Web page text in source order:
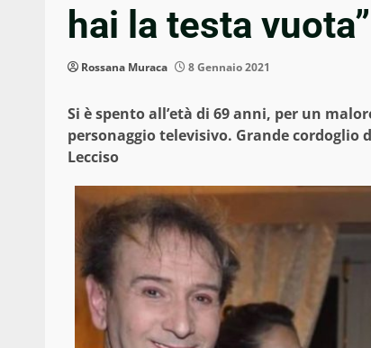
hai la testa vuota”
Rossana Muraca 8 Gennaio 2021
Si è spento all’età di 69 anni, per un
personaggio televisivo. Grande
Lecciso